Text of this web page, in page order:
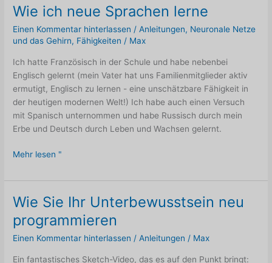
Wie ich neue Sprachen lerne
Einen Kommentar hinterlassen / Anleitungen, Neuronale Netze
und das Gehirn, Fähigkeiten / Max
Ich hatte Französisch in der Schule und habe nebenbei
Englisch gelernt (mein Vater hat uns Familienmitglieder aktiv
ermutigt, Englisch zu lernen - eine unschätzbare Fähigkeit in
der heutigen modernen Welt!) Ich habe auch einen Versuch
mit Spanisch unternommen und habe Russisch durch mein
Erbe und Deutsch durch Leben und Wachsen gelernt.
Wie
neue
lerne
Mehr lesen "
Wie Sie Ihr Unterbewusstsein neu
programmieren
Einen Kommentar hinterlassen / Anleitungen / Max
Ein fantastisches Sketch-Video, das es auf den Punkt bringt: